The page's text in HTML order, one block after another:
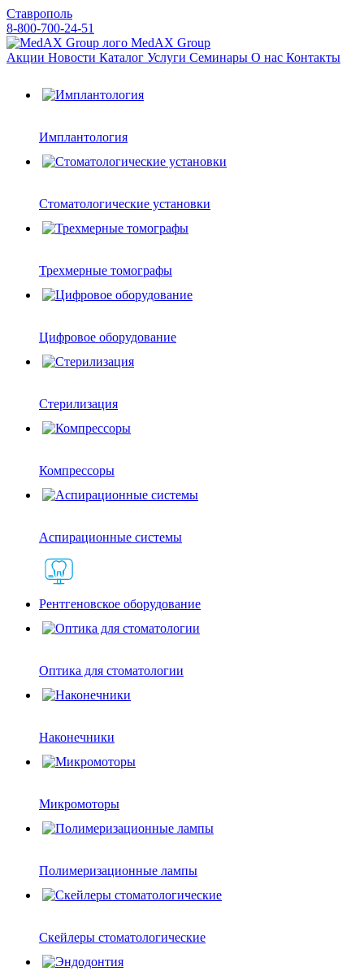
Ставрополь
8-800-700-24-51
MedAX Group
Акции Новости Каталог Услуги Семинары О нас Контакты
Имплантология
Стоматологические установки
Трехмерные томографы
Цифровое оборудование
Стерилизация
Компрессоры
Аспирационные системы
Рентгеновское оборудование
Оптика для стоматологии
Наконечники
Микромоторы
Полимеризационные лампы
Скейлеры стоматологические